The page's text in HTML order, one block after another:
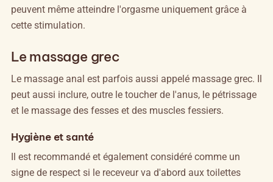
peuvent même atteindre l'orgasme uniquement grâce à
cette stimulation.
Le massage grec
Le massage anal est parfois aussi appelé massage grec. Il
peut aussi inclure, outre le toucher de l'anus, le pétrissage
et le massage des fesses et des muscles fessiers.
Hygiène et santé
Il est recommandé et également considéré comme un
signe de respect si le receveur va d'abord aux toilettes